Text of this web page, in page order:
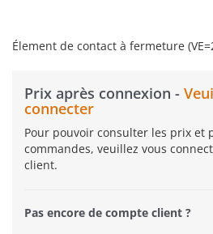
Élement de contact à fermeture
Prix après connexion -
connecter
Pour pouvoir consulter les prix et
commandes, veuillez vous
client.
Pas encore de compte client ?